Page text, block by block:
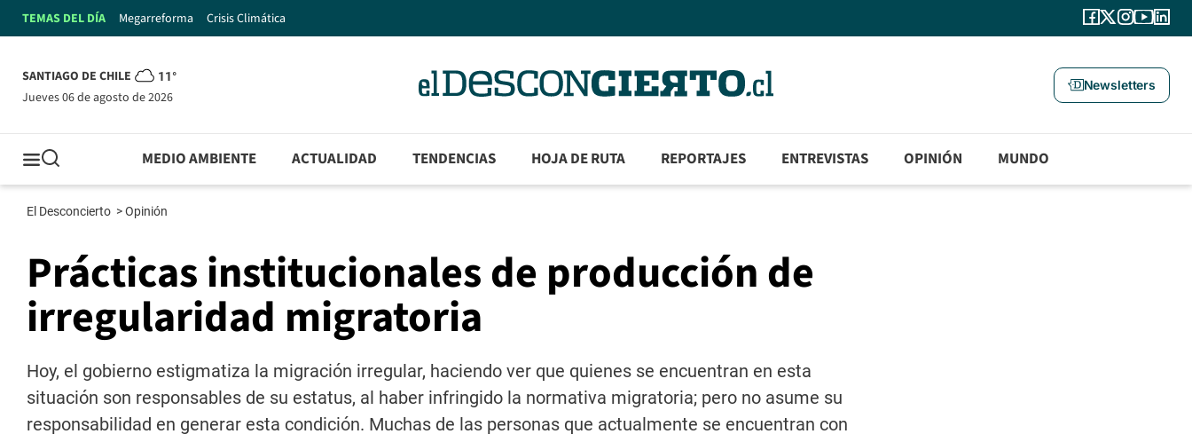
TEMAS DEL DÍA Megarreforma Crisis Climática
SANTIAGO DE CHILE 11°
jueves 06 de agosto de 2026
Newsletters
MEDIO AMBIENTE ACTUALIDAD TENDENCIAS HOJA DE RUTA REPORTAJES ENTREVISTAS OPINIÓN MUNDO
El Desconcierto >Opinión
Prácticas institucionales de producción de
irregularidad migratoria
Hoy, el gobierno estigmatiza la migración irregular, haciendo ver que quienes se encuentran en esta
situación son responsables de su estatus, al haber infringido la normativa migratoria; pero no asume su
responsabilidad en generar esta condición. Muchas de las personas que actualmente se encuentran con